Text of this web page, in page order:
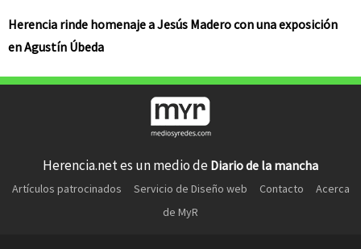
Herencia rinde homenaje a Jesús Madero con una exposición
en Agustín Úbeda
Herencia.net es un medio de Diario de la mancha
Artículos patrocinados Servicio de Diseño web Contacto
Acerca
de MyR